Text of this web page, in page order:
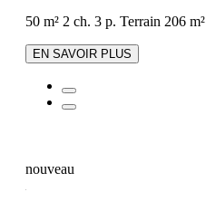
50 m² 2 ch. 3 p. Terrain 206 m²
EN SAVOIR PLUS
nouveau